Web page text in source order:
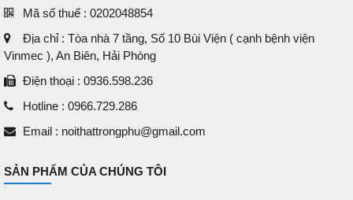
Mã số thuế : 0202048854
Địa chỉ : Tòa nhà 7 tầng, Số 10 Bùi Viện ( cạnh bệnh viện
Vinmec ), An Biên, Hải Phòng
Điện thoại : 0936.598.236
Hotline : 0966.729.286
Email : noithattrongphu@gmail.com
SẢN PHẨM CỦA CHÚNG TÔI